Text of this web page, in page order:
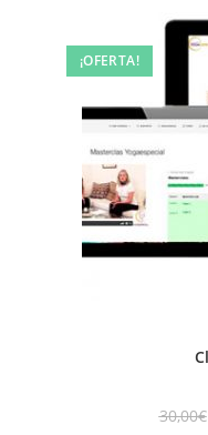
¡OFERTA!
30,00€